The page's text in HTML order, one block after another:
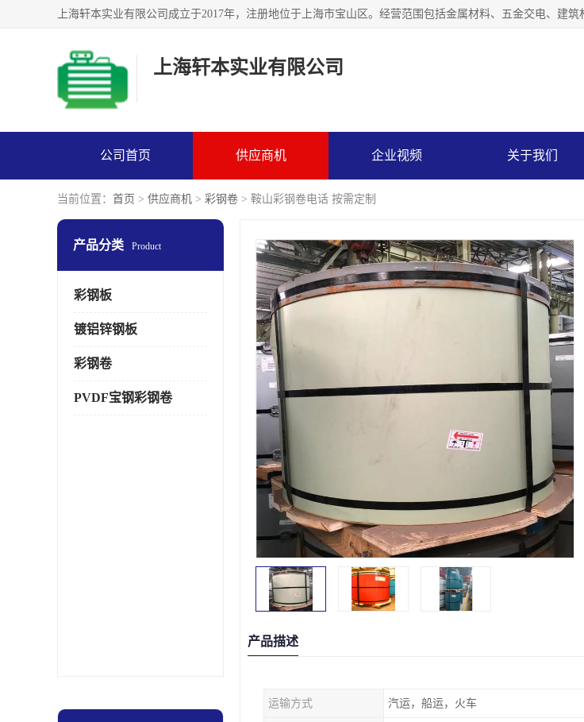
上海轩本实业有限公司
公司首页 供应商机 企业视频 关于我们
当前位置： 首页 > 供应商机 > 彩钢卷 > 鞍山彩钢卷电话 按需定制
产品分类 Product
彩钢板
镀铝锌钢板
彩钢卷
PVDF宝钢彩钢卷
产品描述
运输方式 汽运，船运，火车